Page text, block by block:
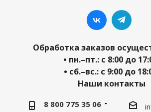
Обработка заказов
• пн.–пт.: с 8:00 до
• сб.–вс.: с 9:00 до
Наши контакты
8 800 775 35 06